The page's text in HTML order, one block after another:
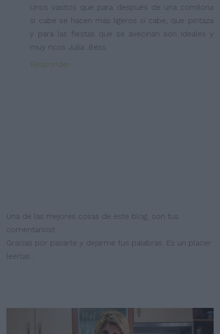
Unos vasitos que para después de una comilona
si cabe se hacen más ligeros si cabe, que pintaza
y para las fiestas que se avecinan son ideales y
muy ricos Julia...Bess
Responder
Una de las mejores cosas de este blog, son tus
comentarios!!
Gracias por pasarte y dejarme tus palabras. Es un placer
leerlas...